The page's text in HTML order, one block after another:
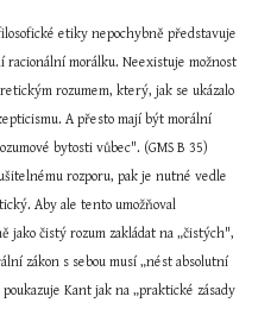
etiky nepochybně představuje
racionální morálku. Neexistuje možnost
rozumem, který, jak se ukázalo
A přesto mají být morální
bytosti vůbec". (GMS B 35)
rozporu, pak je nutné vedle
Aby ale tento umožňoval
jako čistý rozum zakládat na „čistých",
zákon s sebou musí „nést absolutní
Kant jak na „praktické zásady